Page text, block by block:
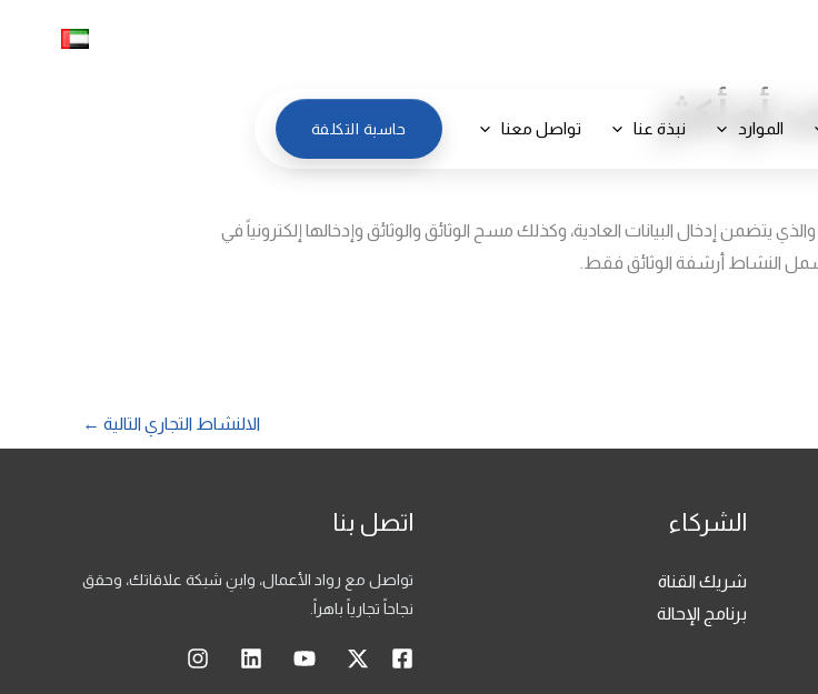
الموارد نبذة عنا تواصل معنا حاسبة التكلفة أو أكثر
إدخال البيانات العادية، وكذلك مسح الوثائق والوثائق وإدخالها إلكترونياً في
يشمل النشاط أرشفة الوثائق فقط.
الالنشاط التجاري التالية ←
الشركاء
شريك القناة
برنامج الإحالة
اتصل بنا
تواصل مع رواد الأعمال، وابنِ شبكة علاقاتك، وحقق
نجاحاً تجارياً باهراً.